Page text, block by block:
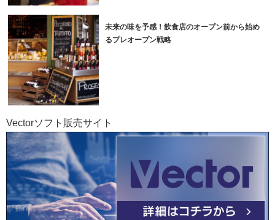
未来の味を予感！飲食店のオープン前から始め
るプレオープン戦略
Vectorソフト販売サイト